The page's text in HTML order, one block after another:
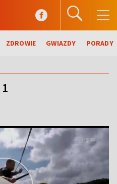
ZDROWIE GWIAZDY PORADY